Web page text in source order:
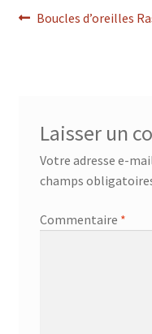
Navigation
Article
Boucles d’oreilles
Laisser un
Votre adresse e-
champs
Commentaire *